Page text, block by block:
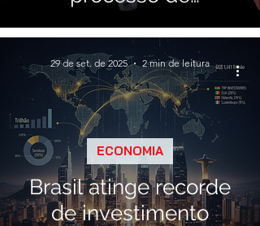
habilitação no Brasil
Brasil atinge recorde
de investimento
ECONOMIA
29 de set. de 2025 2 min de leitura